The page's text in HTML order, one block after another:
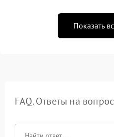
Показать
FAQ. Ответы на